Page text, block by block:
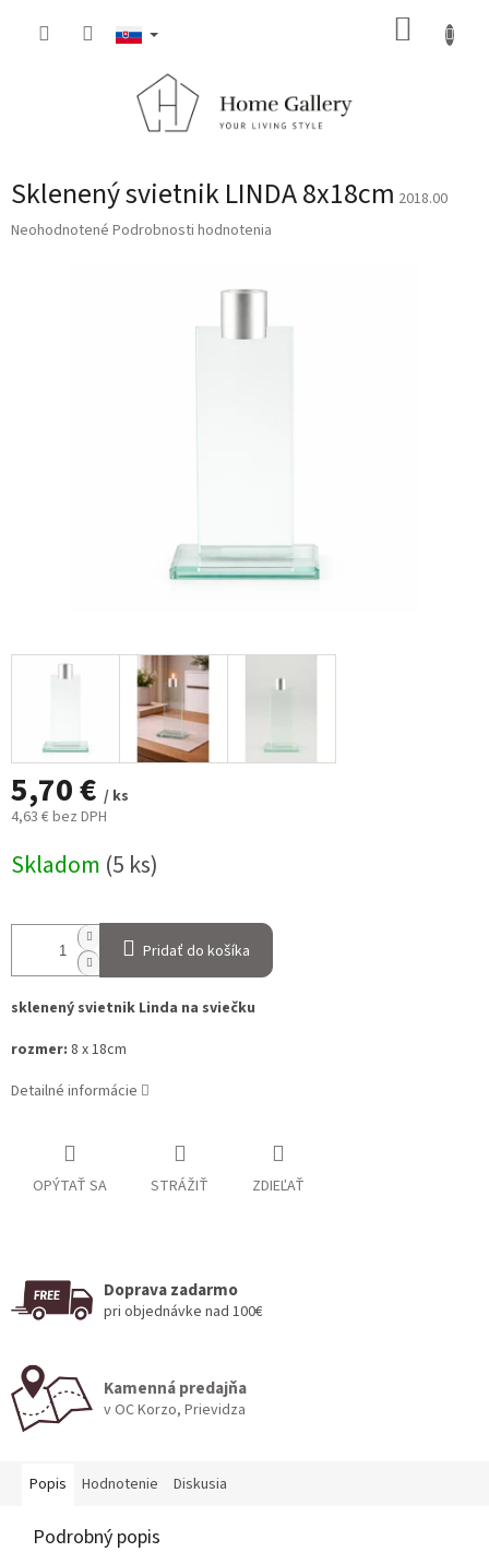
Sklenený svietnik LINDA 8x18cm 2018.00
Priemerné
Neohodnotené Podrobnosti hodnotenia
5,70 € / ks
4,63 € bez DPH
cena:
Skladom (5 ks)
Pridať do košíka
sklenený svietnik Linda na sviečku
rozmer: 8 x 18cm
Detailné informácie
OPÝTAŤ SA STRÁŽIŤ ZDIEĽAŤ
Doprava zadarmo
pri objednávke nad 100€
Kamenná predajňa
v OC Korzo, Prievidza
Popis Hodnotenie Diskusia
Podrobný popis